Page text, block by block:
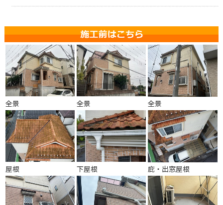
全景 全景 全景
屋根 下屋根 庇・出窓屋根